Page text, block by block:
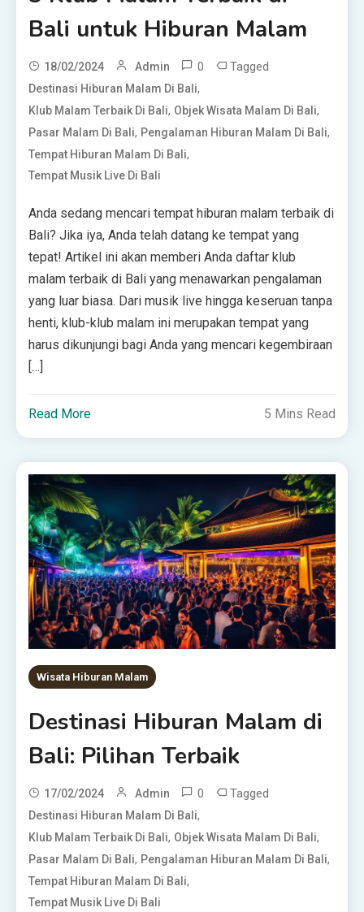
Bali untuk Hiburan Malam
18/02/2024 Admin 0 Tagged
Destinasi Hiburan Malam Di Bali,
Klub Malam Terbaik Di Bali, Objek Wisata Malam Di Bali,
Pasar Malam Di Bali, Pengalaman Hiburan Malam Di Bali,
Tempat Hiburan Malam Di Bali,
Tempat Musik Live Di Bali
Anda sedang mencari tempat hiburan malam terbaik di
Bali? Jika iya, Anda telah datang ke tempat yang
tepat! Artikel ini akan memberi Anda daftar klub
malam terbaik di Bali yang menawarkan pengalaman
yang luar biasa. Dari musik live hingga keseruan tanpa
henti, klub-klub malam ini merupakan tempat yang
harus dikunjungi bagi Anda yang mencari kegembiraan
[…]
Read More 5 Mins Read
Wisata Hiburan Malam
Destinasi Hiburan Malam di
Bali: Pilihan Terbaik
17/02/2024 Admin 0 Tagged
Destinasi Hiburan Malam Di Bali,
Klub Malam Terbaik Di Bali, Objek Wisata Malam Di Bali,
Pasar Malam Di Bali, Pengalaman Hiburan Malam Di Bali,
Tempat Hiburan Malam Di Bali,
Tempat Musik Live Di Bali